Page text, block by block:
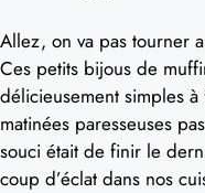
Allez, on va pas tourner
Ces petits bijous de
délicieusement simples
matinées paresseuses
souci était de finir le
coup d’éclat dans nos